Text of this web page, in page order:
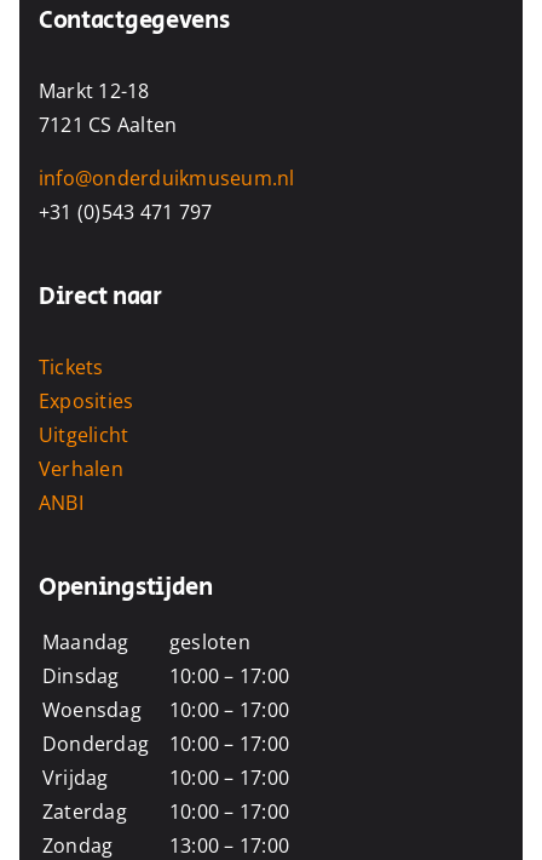
Contactgegevens
Markt 12-18
7121 CS Aalten
info@onderduikmuseum.nl
+31 (0)543 471 797
Direct naar
Tickets
Exposities
Uitgelicht
Verhalen
ANBI
Openingstijden
Maandag
Dinsdag
Woensdag
Donderdag
Vrijdag
Zaterdag
Zondag
gesloten
10:00 – 17:00
10:00 – 17:00
10:00 – 17:00
10:00 – 17:00
10:00 – 17:00
13:00 – 17:00